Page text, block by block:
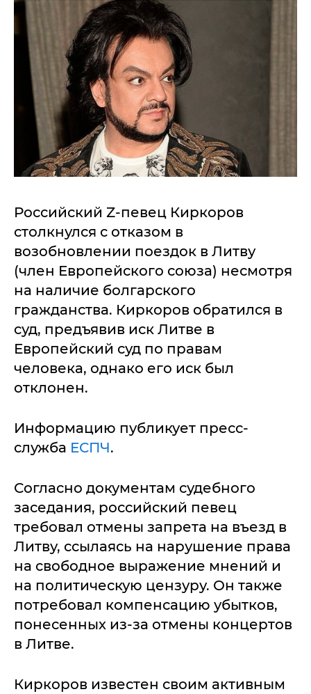
Российский Z-певец Киркоров
столкнулся с отказом в
возобновлении поездок в Литву
(член Европейского союза) несмотря
на наличие болгарского
гражданства. Киркоров обратился в
суд, предъявив иск Литве в
Европейский суд по правам
человека, однако его иск был
отклонен.
Информацию публикует пресс-
служба ЕСПЧ.
Согласно документам судебного
заседания, российский певец
требовал отмены запрета на въезд в
Литву, ссылаясь на нарушение права
на свободное выражение мнений и
на политическую цензуру. Он также
потребовал компенсацию убытков,
понесенных из-за отмены концертов
в Литве.
Киркоров известен своим активным